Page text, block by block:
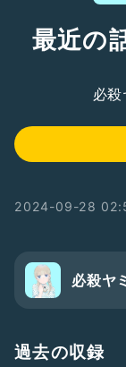
最近の
必
2024-09-28
必殺ヤ
過去の収録